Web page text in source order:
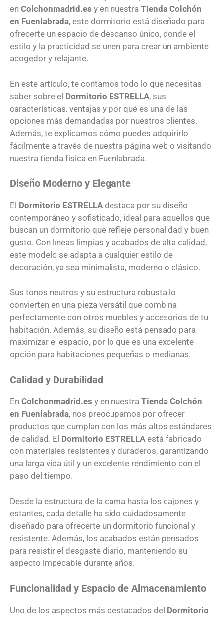
en Colchonmadrid.es y en nuestra Tienda Colchón
en Fuenlabrada, este dormitorio está diseñado para
ofrecerte un espacio de descanso único, donde el
estilo y la practicidad se unen para crear un ambiente
acogedor y relajante.
En este artículo, te contamos todo lo que necesitas
saber sobre el Dormitorio ESTRELLA, sus
características, ventajas y por qué es una de las
opciones más demandadas por nuestros clientes.
Además, te explicamos cómo puedes adquirirlo
fácilmente a través de nuestra página web o visitando
nuestra tienda física en Fuenlabrada.
Diseño Moderno y Elegante
El Dormitorio ESTRELLAdestaca por su diseño
contemporáneo y sofisticado, ideal para aquellos que
buscan un dormitorio que refleje personalidad y buen
gusto. Con líneas limpias y acabados de alta calidad,
este modelo se adapta a cualquier estilo de
decoración, ya sea minimalista, moderno o clásico.
Sus tonos neutros y su estructura robusta lo
convierten en una pieza versátil que combina
perfectamente con otros muebles y accesorios de tu
habitación. Además, su diseño está pensado para
maximizar el espacio, por lo que es una excelente
opción para habitaciones pequeñas o medianas.
Calidad y Durabilidad
En Colchonmadrid.es y en nuestra Tienda Colchón
en Fuenlabrada, nos preocupamos por ofrecer
productos que cumplan con los más altos estándares
de calidad. El Dormitorio ESTRELLAestá fabricado
con materiales resistentes y duraderos, garantizando
una larga vida útil y un excelente rendimiento con el
paso del tiempo.
Desde la estructura de la cama hasta los cajones y
estantes, cada detalle ha sido cuidadosamente
diseñado para ofrecerte un dormitorio funcional y
resistente. Además, los acabados están pensados
para resistir el desgaste diario, manteniendo su
aspecto impecable durante años.
Funcionalidad y Espacio de Almacenamiento
Uno de los aspectos más destacados del Dormitorio